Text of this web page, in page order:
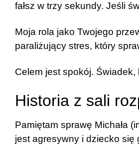
fałsz w trzy sekundy. Jeśli
Moja rola jako Twojego
paraliżujący stres, który
Celem jest spokój.
Historia z sali
Pamiętam sprawę Michała
jest agresywny i dziecko się